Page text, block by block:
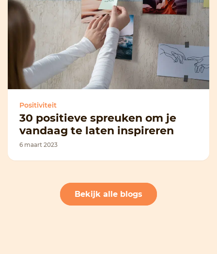
Positiviteit
30 positieve spreuken om je
vandaag te laten inspireren
6 maart 2023
Bekijk alle blogs